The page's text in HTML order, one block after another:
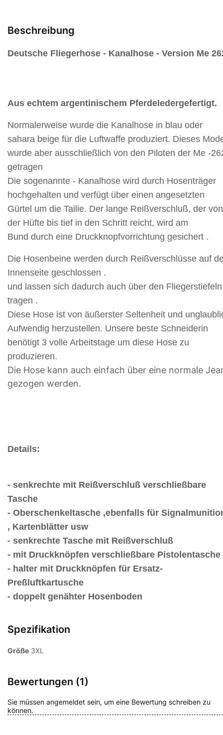
Beschreibung
Deutsche Fliegerhose - Kanalhose - Version Me
Aus echtem argentinischem Pferdeledergefertigt.
Normalerweise wurde die Kanalhose in blau oder
sahara beige für die Luftwaffe produziert. Dieses
wurde aber ausschließlich von den Piloten der Me -
getragen
Die sogenannte - Kanalhose wird durch Hosenträger
hochgehalten und verfügt über einen angesetzten
Gürtel um die Tailie. Der lange Reißverschluß, der von
der Hüfte bis tief in den Schritt reicht, wird am
Bund durch eine Druckknopfvorrichtung gesichert .
Die Hosenbeine werden durch Reißverschlüsse auf
Innenseite geschlossen .
und lassen sich dadurch auch über den Fliegerstiefeln
tragen .
Diese Hose ist von äußerster Seltenheit und
Aufwendig herzustellen. Unsere beste Schneiderin
benötigt 3 volle Arbeitstage um diese Hose zu
produzieren.
Die Hose kann auch einfach über eine normale
gezogen werden.
Details:
- senkrechte mit Reißverschluß verschließbare
Tasche
- Oberschenkeltasche ,ebenfalls für
, Kartenblätter usw
- senkrechte Tasche mit Reißverschluß
- mit Druckknöpfen verschließbare Pistolentasche
- halter mit Druckknöpfen für Ersatz-
Preßluftkartusche
- doppelt genähter Hosenboden
Spezifikation
Größe 3XL
Bewertungen (1)
Sie müssen angemeldet sein, um eine Bewertung schreiben zu
können.